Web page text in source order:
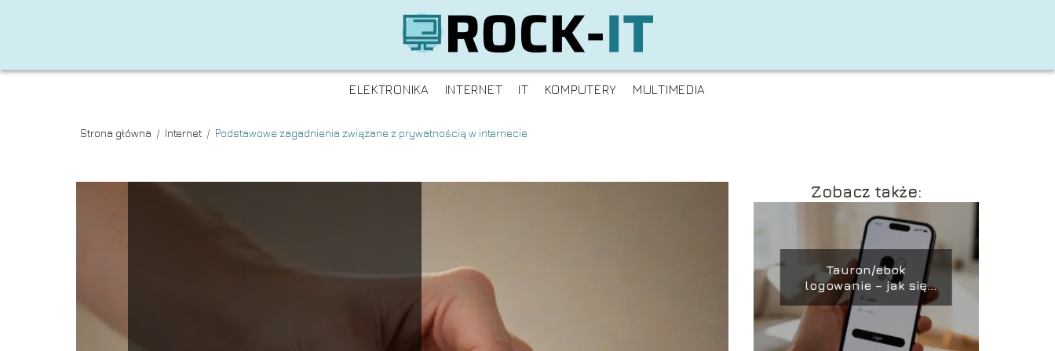
ELEKTRONIKA INTERNET IT KOMPUTERY MULTIMEDIA
Strona główna / Internet / Podstawowe zagadnienia związane z prywatnością w internecie
Zobacz także:
Tauron/ebok
logowanie – jak się
zalogować do
serwisu?